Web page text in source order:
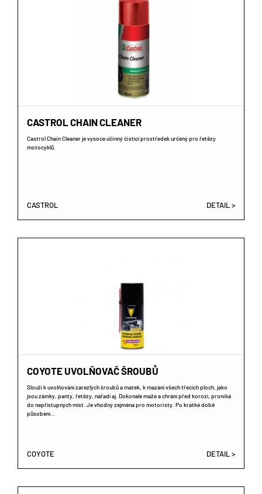
CASTROL CHAIN CLEANER
Castrol Chain Cleaner je vysoce účinný čistící prostředek určený pro řetězy
motocyklů.
CASTROL DETAIL >
COYOTE UVOLŇOVAČ ŠROUBŮ
Slouží k uvolňování zarezlých šroubů a matek, k mazání všech třecích ploch, jako
jsou zámky, panty, řetězy, nářadí aj. Dokonale maže a chrání před korozí, proniká
do nepřístupných míst. Je vhodný zejména pro motoristy. Po krátké době
působení…
COYOTE DETAIL >